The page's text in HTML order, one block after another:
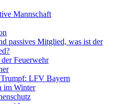
Mannschaft
passives Mitglied, was ist der
Feuerwehr
LFV Bayern
im Winter